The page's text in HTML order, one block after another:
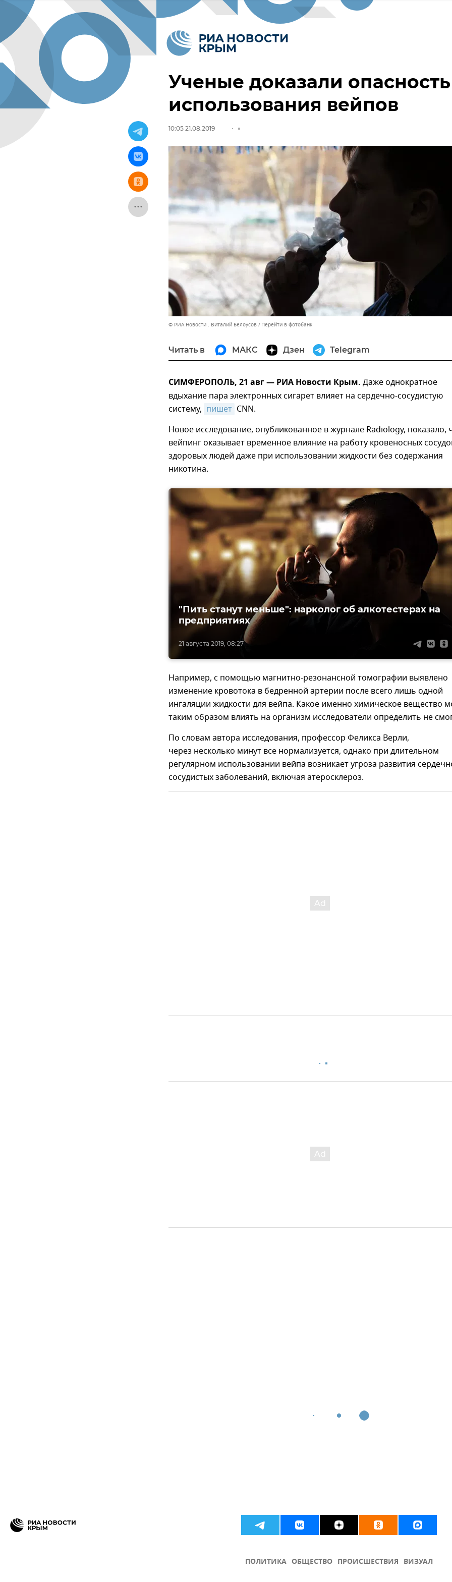
Ученые доказали опасность
использования вейпов
10:05 21.08.2019
© РИА Новости . Виталий Белоусов Перейти в фотобанк
Читать в МАКС Дзен Telegram
СИМФЕРОПОЛЬ, 21 авг — РИА Новости Крым. Даже однократное
вдыхание пара электронных сигарет влияет на сердечно-сосудистую
систему, пишет CNN.
Новое исследование, опубликованное в журнале Radiology, показало,
вейпинг оказывает временное влияние на работу кровеносных
здоровых людей даже при использовании жидкости без содержания
никотина.
21 августа 2019, 08:27
"Пить станут меньше": нарколог об алкотестерах на
предприятиях
Например, с помощью магнитно-резонансной томографии выявлено
изменение кровотока в бедренной артерии после всего лишь одной
ингаляции жидкости для вейпа. Какое именно химическое вещество
таким образом влиять на организм исследователи определить не
По словам автора исследования, профессор Феликса Верли,
через несколько минут все нормализуется, однако при длительном
регулярном использовании вейпа возникает угроза развития
сосудистых заболеваний, включая атеросклероз.
ПОЛИТИКА ОБЩЕСТВО ПРОИСШЕСТВИЯ ВИЗУАЛ